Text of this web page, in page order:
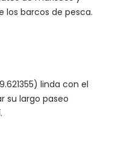
barcos de pesca.
linda con el
su largo paseo